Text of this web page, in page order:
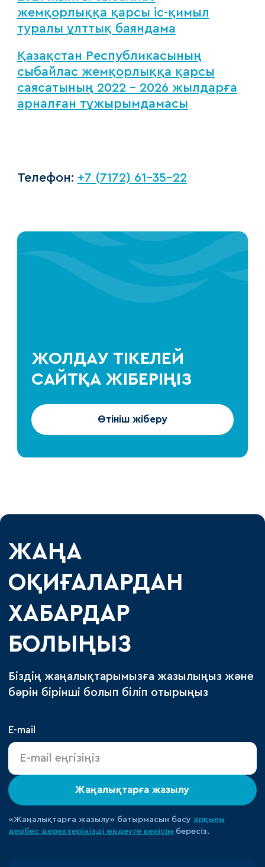
жемқорлыққа қарсы іс-қимыл
туралы ұлттық баяндама
Қазақстан Республикасының
сыбайлас жемқорлыққа қарсы
саясатының 2022 – 2026 жылдарға
арналған тұжырымдамасы
Телефон: +7 (7172) 61-35-22
ЖОЛДАУ ТІКЕЛЕЙ
САЙТҚА ЖІБЕРІҢІЗ
Өтініш жіберу
ЖАҢА
ОҚИҒАЛАРДАН
ХАБАРДАР
БОЛЫҢЫЗ
Біздің жаңалықтарымызға жазылыңыз және
бәрін бірінші болып біліп отырыңыз
E-mail
Жаңалықтарға жазылу
«Жаңалықтарға жазылу» батырмасын басу арқылы
дербес деректеріңізді өңдеуге келісім бересіз.